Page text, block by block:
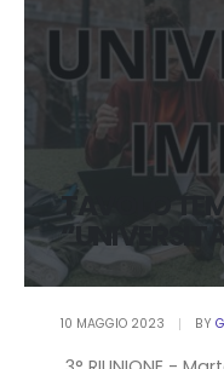
TAVOLO
10 MAGGIO 2023 BY